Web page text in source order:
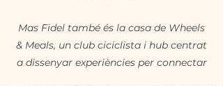
Mas Fidel també és la casa de Wheels
& Meals, un club ciciclista i hub centrat
a dissenyar experiències per connectar